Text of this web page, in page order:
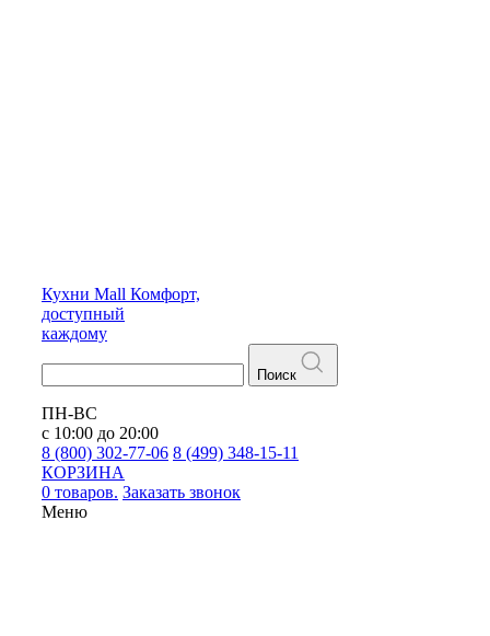
Кухни Mall Комфорт,
доступный
каждому
Поиск
ПН-ВС
с 10:00 до 20:00
8 (800) 302-77-06 8 (499) 348-15-11
КОРЗИНА
0 товаров. Заказать звонок
Меню